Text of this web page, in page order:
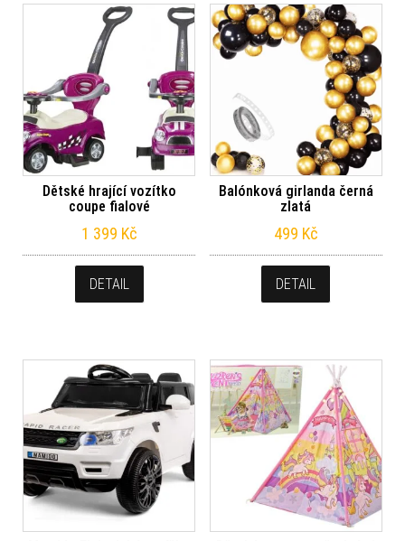
Dětské hrající vozítko
coupe fialové
1 399 Kč
DETAIL
Balónková girlanda černá
zlatá
499 Kč
DETAIL